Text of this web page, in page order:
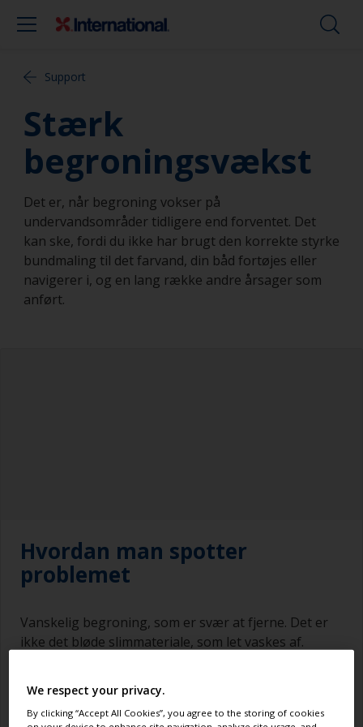
Support
Stærk
begroningsvækst
Det er, når begroning vokser på
undervandsområder tidligere end forventet. Det
kan ske, fordi du ikke har brugt den korrekte styrke
bundmaling til det farvand, din båd fortøjes eller
navigerer i, og en lang række andre årsager som
anført.
Hvordan man spotter
problemet
Vanskelig begroning, som er svær at fjerne. Det er
ikke det bløde slimmateriale, som let vaskes af.
farven. Du vil måske også opleve, at bundmalingen
bliver klistret under vandlinjen.
We respect your privacy.
By clicking “Accept All Cookies”, you agree to the storing of cookies